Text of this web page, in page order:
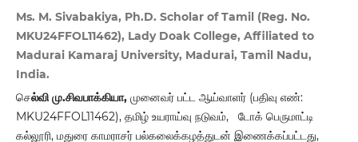
Ms. M. Sivabakiya, Ph.D. Scholar of Tamil (Reg. No.
MKU24FFOL11462), Lady Doak College, Affiliated to
Madurai Kamaraj University, Madurai, Tamil Nadu,
India.
செல்வி மு.சிவபாக்கியா, முனைவர் பட்ட ஆய்வாளர் (பதிவு எண்:
MKU24FFOL11462), தமிழ் உயராய்வு நடுவம், டோக் பெருமாட்டி
கல்லூரி, மதுரை காமராசர் பல்கலைக்கழத்துடன் இணைக்கப்பட்டது,